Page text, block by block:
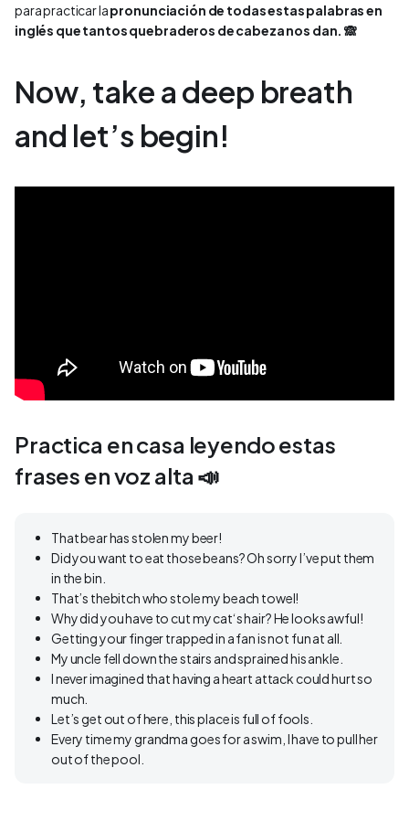
para practicar lapronunciación de todas estas palabras en
inglés que tantos quebraderos de cabeza nos dan. 🙈
Now, take a deep breath
and let’s begin!
Practica en casa leyendo estas
frases en voz alta 📣
That bear has stolen my beer!
Did you want to eat those beans? Oh sorry I’ve put them
in the bin.
That’s thebitch who stole my beach towel!
Why did you have to cut my cat‘s hair? He looks awful!
Getting your finger trapped in a fan is not fun at all.
My uncle fell down the stairs and sprained his ankle.
I never imagined that having a heart attack could hurt so
much.
Let’s get out of here, this place is full of fools.
Every time my grandma goes for a swim, I have to pull her
out of the pool.